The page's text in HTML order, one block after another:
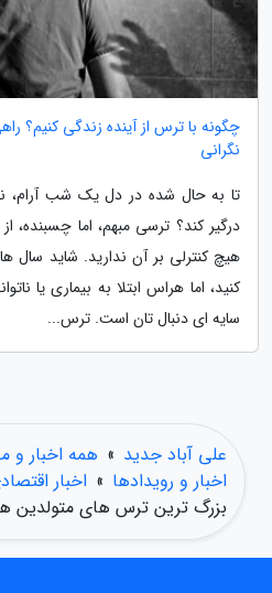
چگونه با ترس از آینده زندگی کنیم؟
نگرانی
تا به حال شده در دل یک شب آرام،
درگیر کند؟ ترسی مبهم، اما
هیچ کنترلی بر آن ندارید. شاید سال
کنید، اما هراس ابتلا به بیماری یا
سایه ای دنبال تان است. ترس...
علی آباد جدید » همه اخبار و
اخبار و رویدادها » اخبار
بزرگ ترین ترس های متولدین